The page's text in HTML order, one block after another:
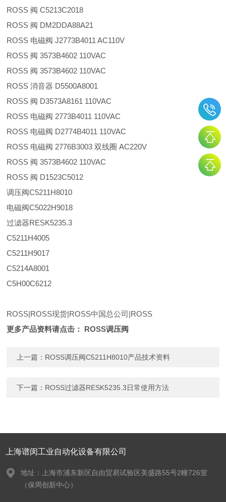
ROSS 阀 C5213C2018
ROSS 阀 DM2DDA88A21
ROSS 电磁阀 J2773B4011 AC110V
ROSS 阀 3573B4602 110VAC
ROSS 阀 3573B4602 110VAC
ROSS 消音器 D5500A8001
ROSS 阀 D3573A8161 110VAC
ROSS 电磁阀 2773B4011 110VAC
ROSS 电磁阀 D2774B4011 110VAC
ROSS 电磁阀 2776B3003 双线圈 AC220V
ROSS 阀 3573B4602 110VAC
ROSS 阀 D1523C5012
调压阀C5211H8010
电磁阀C5022H9018
过滤器RESK5235.3
C5211H4005
C5211H9017
C5214A8001
C5H00C6212
ROSS|ROSS现货|ROSS中国总公司|ROSS
更多产品资料请点击： ROSS调压阀
上一篇： ROSS调压阀C5211H8010产品技术资料
下一篇： ROSS过滤器RESK5235.3日常使用方法
上海谱闵工业自动化设备有限公司
地址：上海市浦东新区自由贸易试验区美盛路55号2幢726室
（保周创新中心）